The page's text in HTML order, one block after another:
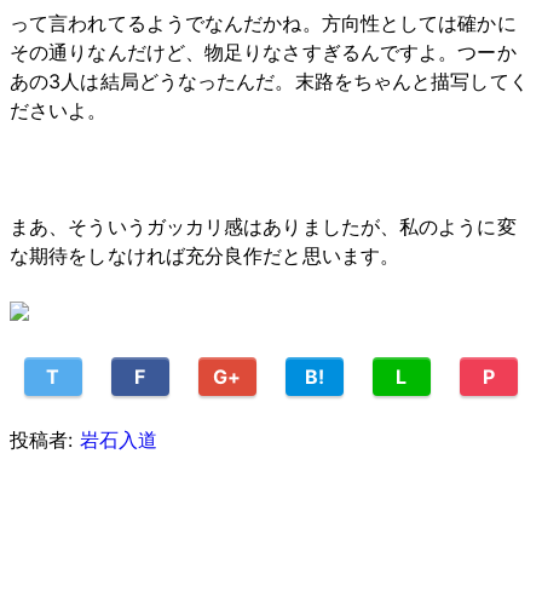
って言われてるようでなんだかね。方向性としては確かに
その通りなんだけど、物足りなさすぎるんですよ。つーか
あの3人は結局どうなったんだ。末路をちゃんと描写してく
ださいよ。
まあ、そういうガッカリ感はありましたが、私のように変
な期待をしなければ充分良作だと思います。
T F G+ B! L P
投稿者: 岩石入道